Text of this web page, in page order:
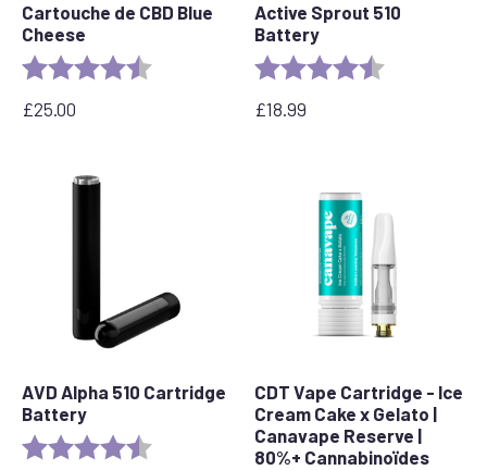
Cartouche de CBD Blue
Cheese
Evaluation : 4.5 out of 5 stars
£25.00
Active Sprout 510
Battery
Evaluation :
£18.99
AVD Alpha 510 Cartridge
Battery
Evaluation : 4,7 sur 5 étoiles
CDT Vape Cartridge - Ice
Cream Cake x Gelato |
Canavape Reserve |
80%+ Cannabinoïdes